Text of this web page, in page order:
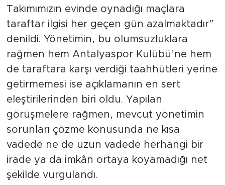
Takımımızın evinde oynadığı maçlara
taraftar ilgisi her geçen gün azalmaktadır”
denildi. Yönetimin, bu olumsuzluklara
rağmen hem Antalyaspor Kulübü’ne hem
de taraftara karşı verdiği taahhütleri yerine
getirmemesi ise açıklamanın en sert
eleştirilerinden biri oldu. Yapılan
görüşmelere rağmen, mevcut yönetimin
sorunları çözme konusunda ne kısa
vadede ne de uzun vadede herhangi bir
irade ya da imkân ortaya koyamadığı net
şekilde vurgulandı.